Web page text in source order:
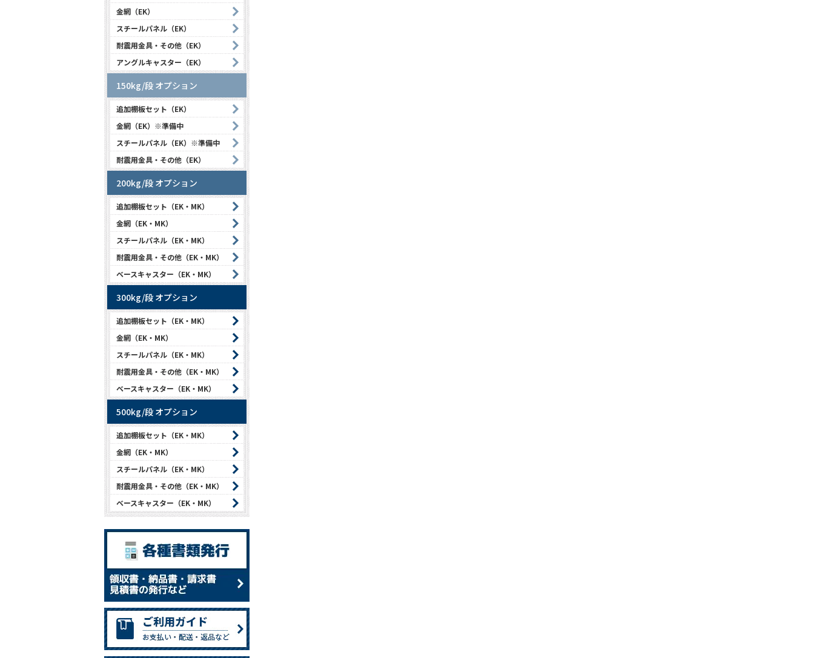
金網（EK）
スチールパネル（EK）
耐震用金具・その他（EK）
アングルキャスター（EK）
150kg/段 オプション
追加棚板セット（EK）
金網（EK）※準備中
スチールパネル（EK）※準備中
耐震用金具・その他（EK）
200kg/段 オプション
追加棚板セット（EK・MK）
金網（EK・MK）
スチールパネル（EK・MK）
耐震用金具・その他（EK・MK）
ベースキャスター（EK・MK）
300kg/段 オプション
追加棚板セット（EK・MK）
金網（EK・MK）
スチールパネル（EK・MK）
耐震用金具・その他（EK・MK）
ベースキャスター（EK・MK）
500kg/段 オプション
追加棚板セット（EK・MK）
金網（EK・MK）
スチールパネル（EK・MK）
耐震用金具・その他（EK・MK）
ベースキャスター（EK・MK）